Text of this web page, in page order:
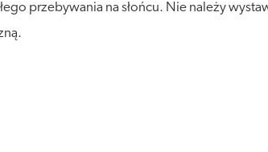
przebywania na słońcu. Nie należy